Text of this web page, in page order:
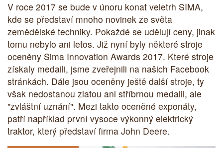
V roce 2017 se bude v únoru konat veletrh SIMA,
kde se představí mnoho novinek ze světa
zemědělské techniky. Pokaždé se udělují ceny, jinak
tomu nebylo ani letos. Již nyní byly některé stroje
oceněny Sima Innovation Awards 2017. Které stroje
získaly medaili, jsme zveřejnili na našich Facebook
stránkách. Dále jsou oceněny ještě další stroje, ty
však nedostanou zlatou ani stříbrnou medaili, ale
"zvláštní uznání". Mezi takto oceněné exponáty,
patří například první vysoce výkonný elektrický
traktor, který představí firma John Deere.